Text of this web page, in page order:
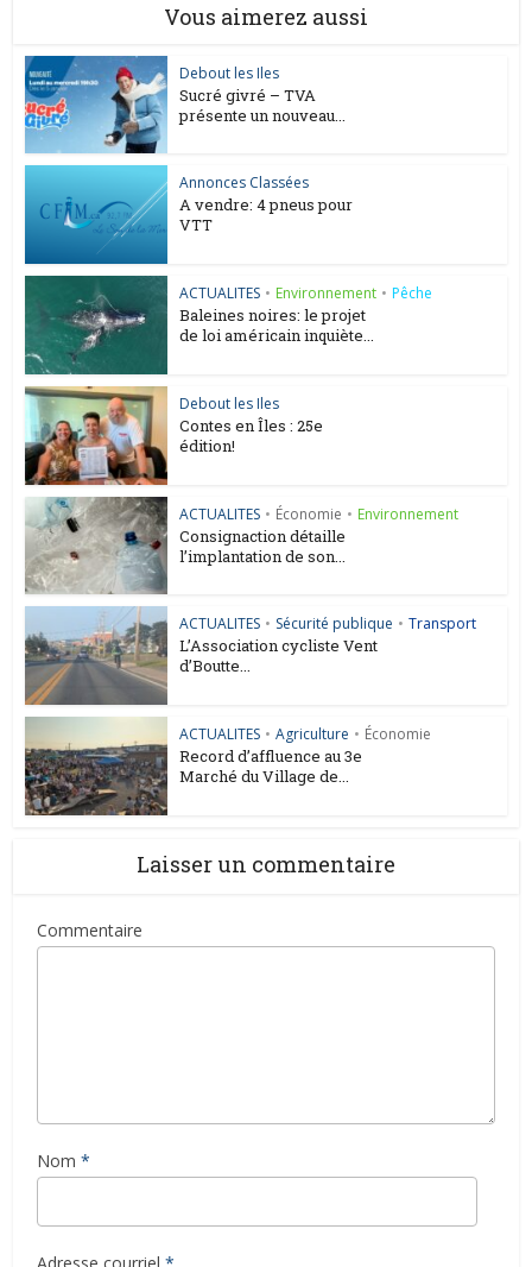
Vous aimerez aussi
Debout les Iles
Sucré givré – TVA
présente un nouveau...
Annonces Classées
A vendre: 4 pneus pour
VTT
ACTUALITES • Environnement • Pêche
Baleines noires: le projet
de loi américain inquiète...
Debout les Iles
Contes en Îles : 25e
édition!
ACTUALITES • Économie • Environnement
Consignaction détaille
l’implantation de son...
ACTUALITES • Sécurité publique • Transport
L’Association cycliste Vent
d’Boutte...
ACTUALITES • Agriculture • Économie
Record d’affluence au 3e
Marché du Village de...
Laisser un commentaire
Commentaire
Nom *